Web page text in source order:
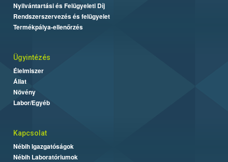
Nyilvántartási és Felügyeleti Díj
Rendszerszervezés és felügyelet
Termékpálya-ellenőrzés
Ügyintézés
Élelmiszer
Állat
Növény
Labor/Egyéb
Kapcsolat
Nébih Igazgatóságok
Nébih Laboratóriumok